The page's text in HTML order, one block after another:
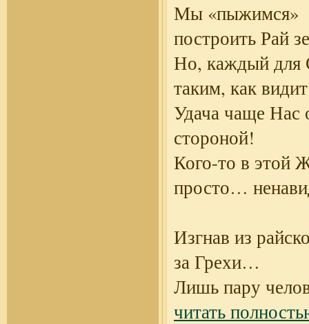
Мы «пыжимся»
построить Рай
Но, каждый
таким, как
Удача чаще Нас
стороной!
Кого-то в этой
просто…
Изгнав из
за Грехи…
Лишь пару
читать